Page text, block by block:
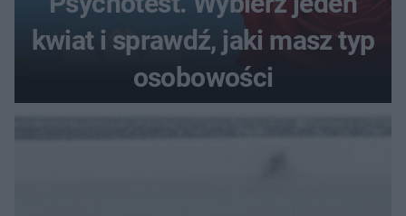
kwiat i sprawdź, jaki masz typ
osobowości